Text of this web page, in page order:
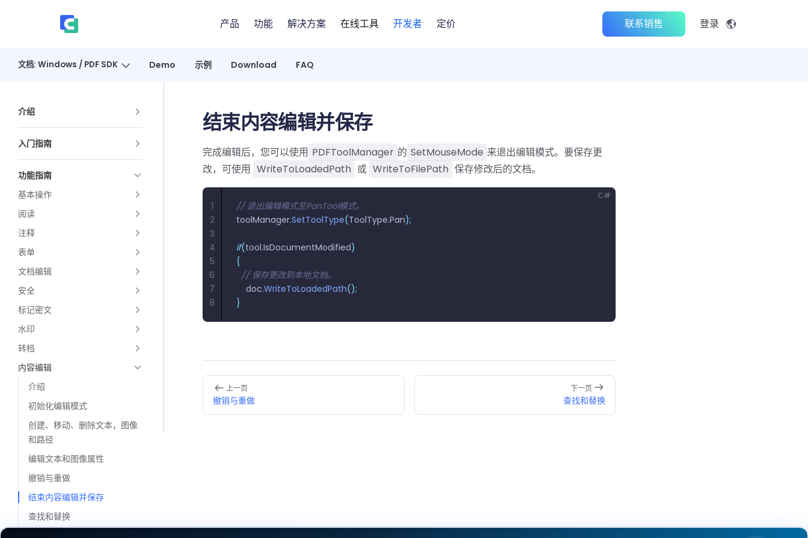
Skip to content 产品 功能 解决方案 在线工具 开发者 定价 联系销售 登录
文档: Windows / PDF SDK Demo 示例 Download FAQ
介绍
入门指南
功能指南
基本操作
阅读
注释
表单
文档编辑
安全
标记密文
水印
转档
内容编辑
介绍
初始化编辑模式
创建、移动、删除文本，图像
和路径
编辑文本和图像属性
撤销与重做
结束内容编辑并保存
查找和替换
结束内容编辑并保存
完成编辑后，您可以使用 PDFToolManager 的 SetMouseMode 来退出编辑模式。要保存更
改，可使用 WriteToLoadedPath 或 WriteToFilePath 保存修改后的文档。
C#
// 退出编辑模式至PanTool模式。
toolManager.SetToolType(ToolType.Pan);
if(tool.IsDocumentModified)
{
  // 保存更改到本地文档。
    doc
.WriteToLoadedPath();
}
1
2
3
4
5
6
7
8
Pager上一页
撤销与重做
下一页
查找和替换